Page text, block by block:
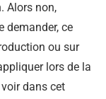
Alors non,
demander, ce
ou sur
lors de la
voir dans cet